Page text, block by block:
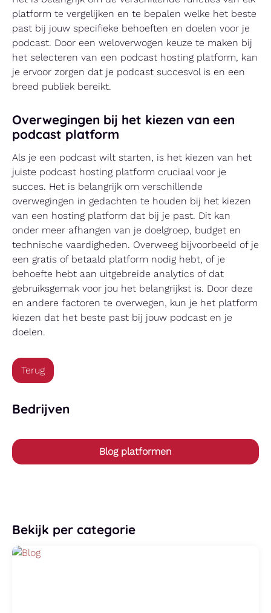
platform te vergelijken en te bepalen welke het beste
past bij jouw specifieke behoeften en doelen voor je
podcast. Door een weloverwogen keuze te maken bij
het selecteren van een podcast hosting platform, kan
je ervoor zorgen dat je podcast succesvol is en een
breed publiek bereikt.
Overwegingen bij het kiezen van een
podcast platform
Als je een podcast wilt starten, is het kiezen van het
juiste podcast hosting platform cruciaal voor je
succes. Het is belangrijk om verschillende
overwegingen in gedachten te houden bij het kiezen
van een hosting platform dat bij je past. Dit kan
onder meer afhangen van je doelgroep, budget en
technische vaardigheden. Overweeg bijvoorbeeld of je
een gratis of betaald platform nodig hebt, of je
behoefte hebt aan uitgebreide analytics of dat
gebruiksgemak voor jou het belangrijkst is. Door deze
en andere factoren te overwegen, kun je het platform
kiezen dat het beste past bij jouw podcast en je
doelen.
Terug
Bedrijven
Blog platformen
Bekijk per categorie